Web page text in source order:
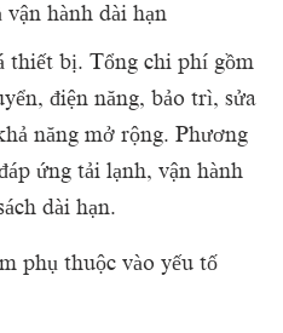
hành dài hạn
thiết bị. Tổng chi phí gồm
điện năng, bảo trì, sửa
năng mở rộng. Phương
ứng tải lạnh, vận hành
dài hạn.
phụ thuộc vào yếu tố